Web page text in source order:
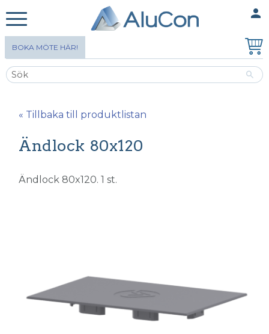
person
BOKA MÖTE HÄR!
« Tillbaka till produktlistan
Ändlock 80x120
Ändlock 80x120. 1 st.